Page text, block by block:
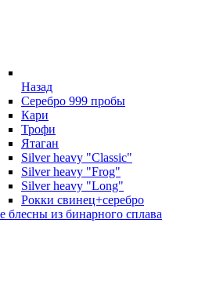
Назад
Серебро 999 пробы
Кари
Трофи
Ятаган
Silver heavy "Classic"
Silver heavy "Frog"
Silver heavy "Long"
Рокки свинец+серебро
блесны из бинарного сплава